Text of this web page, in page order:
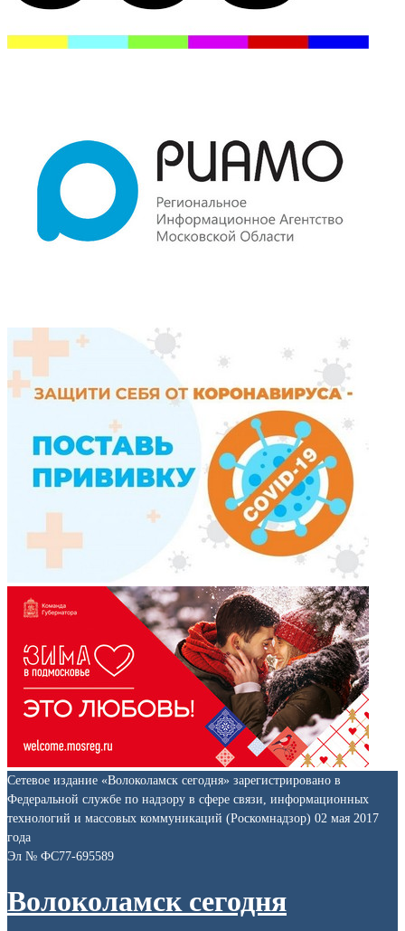
Сетевое издание «Волоколамск сегодня» зарегистрировано в
Федеральной службе по надзору в сфере связи, информационных
технологий и массовых коммуникаций (Роскомнадзор) 02 мая 2017
года
Эл № ФС77-695589
Волоколамск сегодня